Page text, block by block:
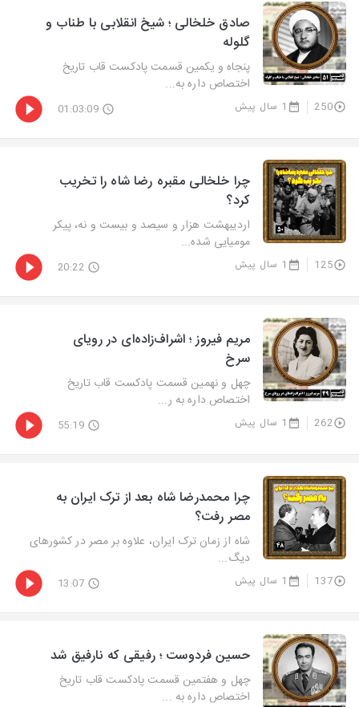
صادق خلخالی ؛ شیخ انقلابی با طناب و
گلوله
پنجاه و یکمین قسمت پادکست قاب تاریخ
اختصاص داره به...
250 1 سال پیش 01:03:09
چرا خلخالی مقبره رضا شاه را تخریب
کرد؟
اردیبهشت هزار و سیصد و بیست و نه، پیکر
مومیایی شده...
125 1 سال پیش 20:22
مریم فیروز ؛ اشراف‌زاده‌ای در رویای
سرخ
چهل و نهمین قسمت پادکست قاب تاریخ
اختصاص داره به ر...
262 1 سال پیش 55:19
چرا محمدرضا شاه بعد از ترک ایران به
مصر رفت؟
شاه از زمان ترک ایران، علاوه بر مصر در کشورهای
دیگ...
137 1 سال پیش 13:07
حسین فردوست ؛ رفیقی که نارفیق شد
چهل و هفتمین قسمت پادکست قاب تاریخ
اختصاص داره به ...